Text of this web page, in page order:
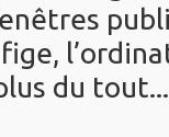
fige,
du tout...